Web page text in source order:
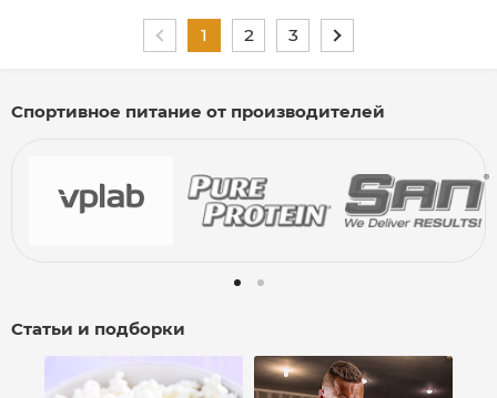
1 2 3
Спортивное питание от производителей
Статьи и подборки